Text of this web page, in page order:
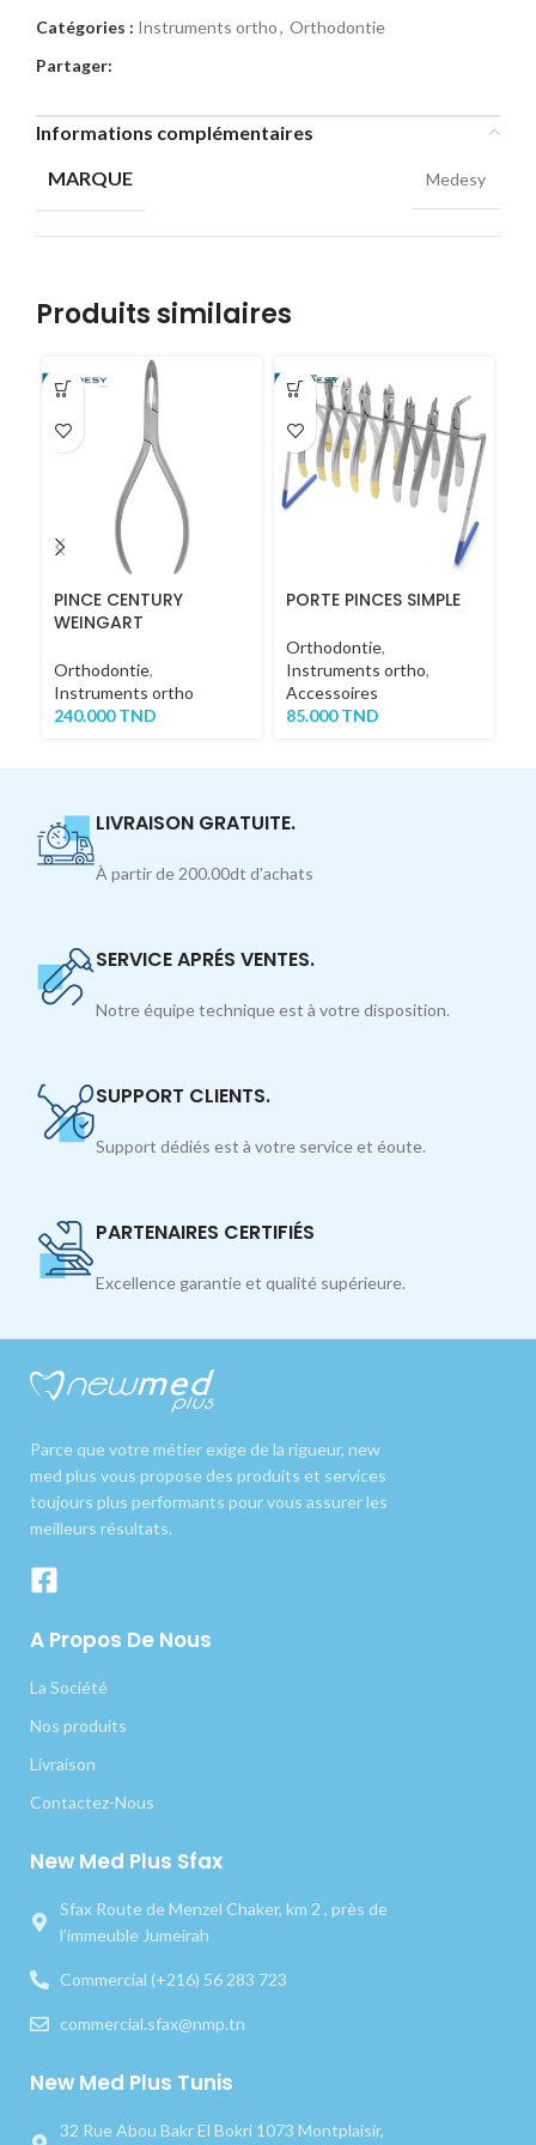
Catégories : Instruments ortho, Orthodontie
Partager:
Informations complémentaires
MARQUE
Medesy
Produits similaires
PINCE CENTURY
WEINGART
Orthodontie,
Instruments ortho
240.000TND
PORTE PINCES SIMPLE
Orthodontie,
Instruments ortho,
Accessoires
85.000TND
LIVRAISON GRATUITE.
À partir de 200.00dt d'achats
SERVICE APRÉS VENTES.
Notre équipe technique est à votre disposition.
SUPPORT CLIENTS.
Support dédiés est à votre service et éoute.
PARTENAIRES CERTIFIÉS
Excellence garantie et qualité supérieure.
Parce que votre métier exige de la rigueur, new
med plus vous propose des produits et services
toujours plus performants pour vous assurer les
meilleurs résultats.
A Propos De Nous
La Société
Nos produits
Livraison
Contactez-Nous
New Med Plus Sfax
Sfax Route de Menzel Chaker, km 2 , près de
l’immeuble Jumeirah
Commercial (+216) 56 283 723
commercial.sfax@nmp.tn
New Med Plus Tunis
32 Rue Abou Bakr El Bokri 1073 Montplaisir,